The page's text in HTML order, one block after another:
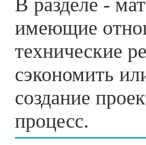
имеющие
технические
сэкономить
создание
процесс.